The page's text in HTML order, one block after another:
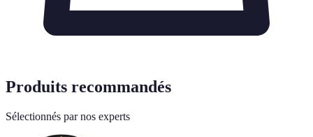
Produits recommandés
Sélectionnés par nos experts